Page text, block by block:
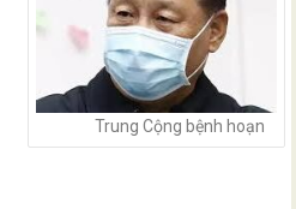
Trung Cộng bệnh hoạn